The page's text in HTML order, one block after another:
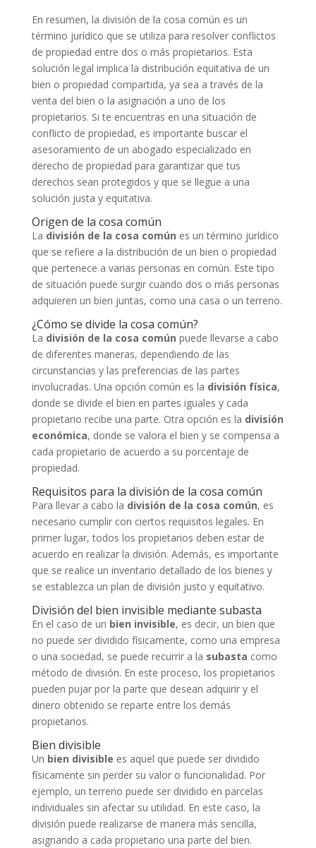
En resumen, la división de la cosa común es un
término jurídico que se utiliza para resolver conflictos
de propiedad entre dos o más propietarios. Esta
solución legal implica la distribución equitativa de un
bien o propiedad compartida, ya sea a través de la
venta del bien o la asignación a uno de los
propietarios. Si te encuentras en una situación de
conflicto de propiedad, es importante buscar el
asesoramiento de un abogado especializado en
derecho de propiedad para garantizar que tus
derechos sean protegidos y que se llegue a una
solución justa y equitativa.
Origen de la cosa común
La división de la cosa común es un término jurídico
que se refiere a la distribución de un bien o propiedad
que pertenece a varias personas en común. Este tipo
de situación puede surgir cuando dos o más personas
adquieren un bien juntas, como una casa o un terreno.
¿Cómo se divide la cosa común?
La división de la cosa común puede llevarse a cabo
de diferentes maneras, dependiendo de las
circunstancias y las preferencias de las partes
involucradas. Una opción común es la división física,
donde se divide el bien en partes iguales y cada
propietario recibe una parte. Otra opción es la división
económica, donde se valora el bien y se compensa a
cada propietario de acuerdo a su porcentaje de
propiedad.
Requisitos para la división de la cosa común
Para llevar a cabo la división de la cosa común, es
necesario cumplir con ciertos requisitos legales. En
primer lugar, todos los propietarios deben estar de
acuerdo en realizar la división. Además, es importante
que se realice un inventario detallado de los bienes y
se establezca un plan de división justo y equitativo.
División del bien invisible mediante subasta
En el caso de un bien invisible, es decir, un bien que
no puede ser dividido físicamente, como una empresa
o una sociedad, se puede recurrir a la subasta como
método de división. En este proceso, los propietarios
pueden pujar por la parte que desean adquirir y el
dinero obtenido se reparte entre los demás
propietarios.
Bien divisible
Un bien divisible es aquel que puede ser dividido
físicamente sin perder su valor o funcionalidad. Por
ejemplo, un terreno puede ser dividido en parcelas
individuales sin afectar su utilidad. En este caso, la
división puede realizarse de manera más sencilla,
asignando a cada propietario una parte del bien.